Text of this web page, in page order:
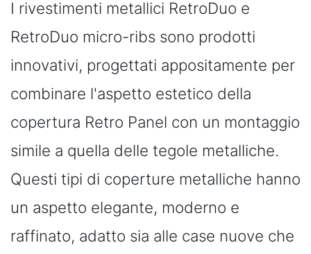
I rivestimenti metallici RetroDuo e
RetroDuo micro-ribs sono prodotti
innovativi, progettati appositamente per
combinare l'aspetto estetico della
copertura Retro Panel con un montaggio
simile a quella delle tegole metalliche.
Questi tipi di coperture metalliche hanno
un aspetto elegante, moderno e
raffinato, adatto sia alle case nuove che